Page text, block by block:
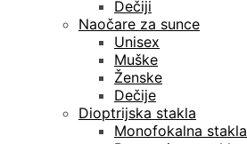
Dečiji
Naočare za sunce
Unisex
Muške
Ženske
Dečije
Dioptrijska stakla
Monofokalna stakla